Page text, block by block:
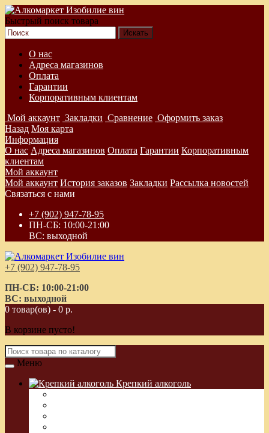
Быстрый поиск товара
О нас
Адреса магазинов
Оплата
Гарантии
Корпоративным клиентам
Мой аккаунт Закладки Сравнение Оформить заказ
Назад Моя карта
Информация
О нас Адреса магазинов Оплата Гарантии Корпоративным
клиентам
Мой аккаунт
Мой аккаунт История заказов Закладки Рассылка новостей
Связаться с нами
+7 (902) 947-78-95
ПН-СБ: 10:00-21:00
ВС: выходной
+7 (902) 947-78-95
ПН-СБ: 10:00-21:00
ВС: выходной
0 товар(ов) - 0 р.
В корзине пусто!
Меню
Крепкий алкоголь